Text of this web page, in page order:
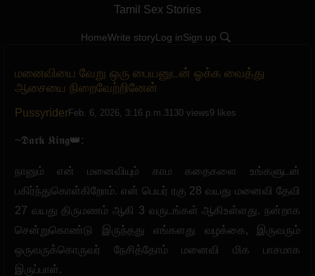
Tamil Sex Stories
HomeWrite storyLog inSign up
மனைவியை வேறு ஒரு பையனுடன் ஓக்க வைத்து
ஆசையை நிறைவேற்றினேன்
PussyriderFeb. 6, 2026, 3:16 p.m. 3130 views9 likes
~𝕯𝖆𝖗𝖐 𝕶𝖎𝖓𝖌👑:
நானும் என் மனைவியும் காம கதைகளை உங்களுடன்
பகிர்ந்துகொள்கிறோம். என் பெயர் ரகு 28 வயது மனைவி தேவி
27 வயது திருமணம் ஆகி 3 வருடங்கள் ஆகிஉள்ளது. நன்றாக
சென்றுகொண்டு இருந்தது எங்களது வழக்கை, இருவரும்
ஒருவருக்கொருவர் நேசித்தோம் மனைவி மிக பாசமாக
இருப்பாள்.